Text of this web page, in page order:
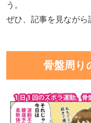
う。
ぜひ、記事を見ながら
骨盤周り